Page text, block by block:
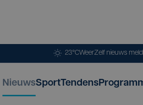
23°CWeerZelf nieuws
NieuwsSportTendens